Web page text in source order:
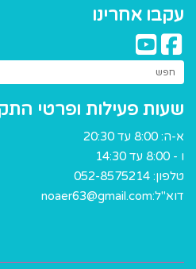
עקבו אחרינו
שעות פעילות ופרטי
א-ה: 8:00 עד 20:30
ו - 8:00 עד 14:30
טלפון: 052-8575214
דוא"ל:noaer63@gmail.com